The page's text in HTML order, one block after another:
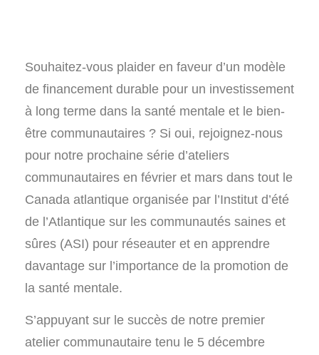
Souhaitez-vous plaider en faveur d’un modèle
de financement durable pour un investissement
à long terme dans la santé mentale et le bien-
être communautaires ? Si oui, rejoignez-nous
pour notre prochaine série d’ateliers
communautaires en février et mars dans tout le
Canada atlantique organisée par l’Institut d’été
de l’Atlantique sur les communautés saines et
sûres (ASI) pour réseauter et en apprendre
davantage sur l’importance de la promotion de
la santé mentale.
S’appuyant sur le succès de notre premier
atelier communautaire tenu le 5 décembre